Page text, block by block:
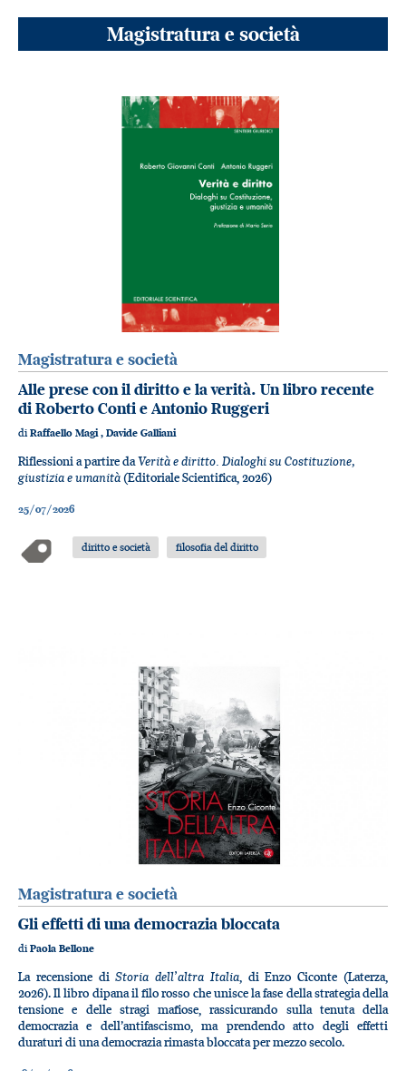
Magistratura e società
Magistratura e società
Alle prese con il diritto e la verità. Un libro recente
di Roberto Conti e Antonio Ruggeri
diRaffaello Magi, Davide Galliani
Riflessioni a partire daVerità e diritto. Dialoghi su Costituzione,
giustizia e umanità(Editoriale Scientifica, 2026)
25/07/2026
diritto e società filosofia del diritto
Magistratura e società
Gli effetti di una democrazia bloccata
diPaola Bellone
La recensione diStoria dell’altra Italia, di Enzo Ciconte (Laterza,
2026). Il libro dipana il filo rosso che unisce la fase della strategia della
tensione e delle stragi mafiose, rassicurando sulla tenuta della
democrazia e dell’antifascismo, ma prendendo atto degli effetti
duraturi di una democrazia rimasta bloccata per mezzo secolo.